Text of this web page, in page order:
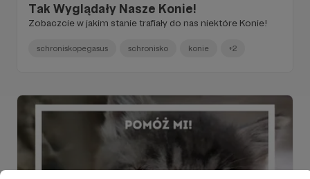
Tak Wyglądały Nasze Konie!
Zobaczcie w jakim stanie trafiały do nas niektóre Konie!
schroniskopegasus schronisko konie +2